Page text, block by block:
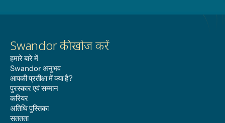
Swandor की खोज करें
हमारे बारे में
Swandor अनुभव
आपकी प्रतीक्षा में क्या है?
पुरस्कार एवं सम्मान
करियर
अतिथि पुस्तिका
सततता